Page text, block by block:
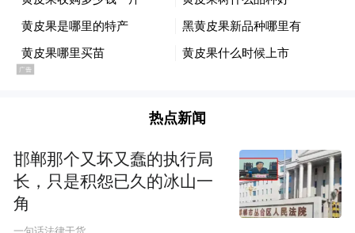
北京大学副校长、长江学者特聘教授王博致
热点新闻
邯郸那个又坏又蠢的执行局
长，只是积怨已久的冰山一
角